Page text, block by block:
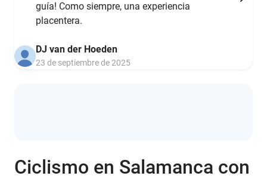
guía! Como siempre, una experiencia
placentera.
DJ van der Hoeden
23 de septiembre de 2025
Ciclismo en Salamanca con